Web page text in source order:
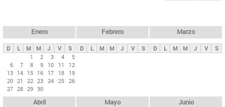
ds
p
n
Enero
D L M M J V
S
1
2 3 4
5
6
7 8 9 10 11
12
13 14 15 16 17 18
19
20 21 22 23 24 25 26
27 28 29 30
Febrero
D L M M J V S
Marzo
D L M M J V S
Abril Mayo Junio